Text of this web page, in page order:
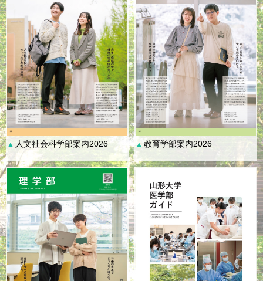
▲ 人文社会科学部案内2026 ▲ 教育学部案内2026